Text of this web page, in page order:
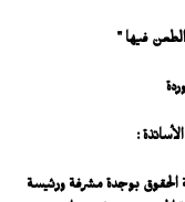
فيها "
:
الحقوق بوجدة مشرفة ورئيسة